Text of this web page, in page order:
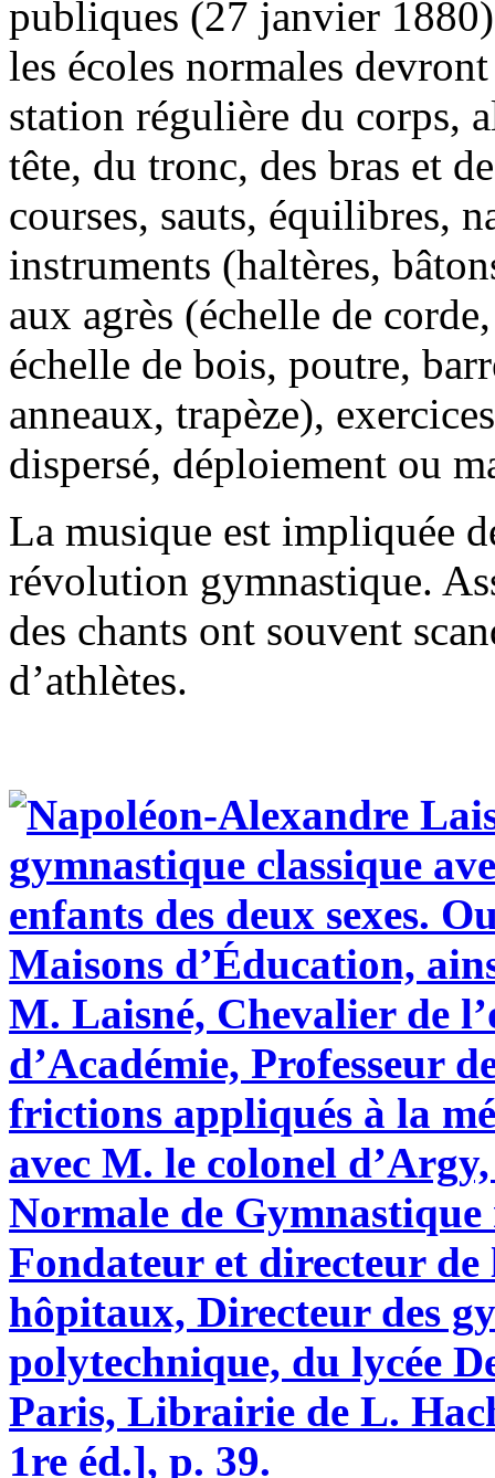
publiques (27 janvier
les écoles normales
station régulière du corps,
tête, du tronc, des bras et
courses, sauts, équilibres,
instruments (haltères,
aux agrès (échelle de
échelle de bois, poutre,
anneaux, trapèze),
dispersé, déploiement ou
La musique est impliquée
révolution gymnastique.
des chants ont souvent
d’athlètes.